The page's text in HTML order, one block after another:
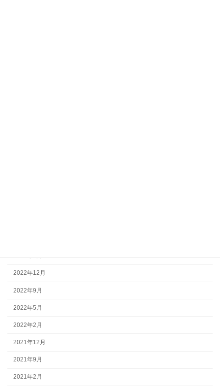
2022年12月
2022年9月
2022年5月
2022年2月
2021年12月
2021年9月
2021年2月